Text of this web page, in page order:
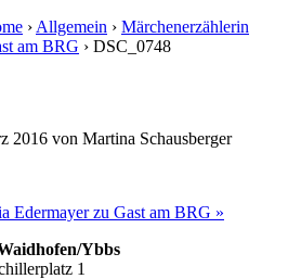
› Allgemein › Märchenerzählerin
am BRG › DSC_0748
2016 von Martina Schausberger
Edermayer zu Gast am BRG »
Ybbs
1